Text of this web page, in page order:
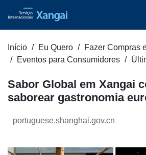
Início Eu Quero
Fazer Compras
Eventos para Consumidores
Sabor Global em Xangai
saborear gastronomia
portuguese.shanghai.gov.cn